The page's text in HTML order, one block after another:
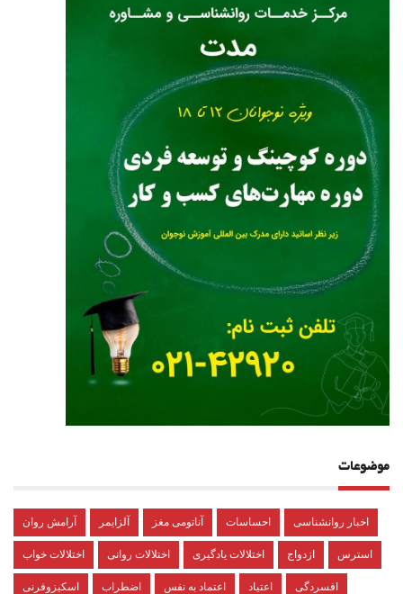
موضوعات
آرامش روان آلزایمر آناتومی مغز احساسات اخبار روانشناسی
اختلالات خواب اختلالات روانی اختلالات یادگیری ازدواج استرس
اسکیزوفرنی اضطراب اعتماد به نفس اعتیاد افسردگی